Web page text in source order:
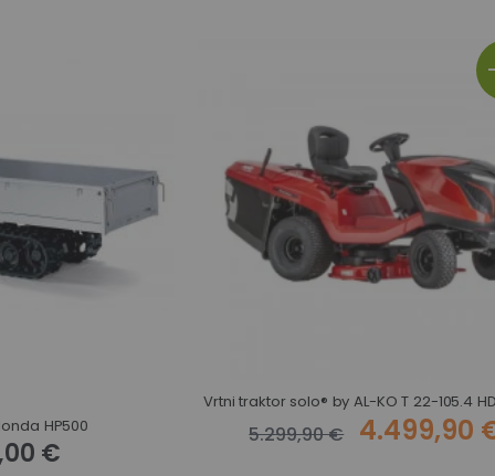
HP500
€
Vrtni traktor solo® by AL-KO T 22-105.4
5.299,90 € 4.499,90